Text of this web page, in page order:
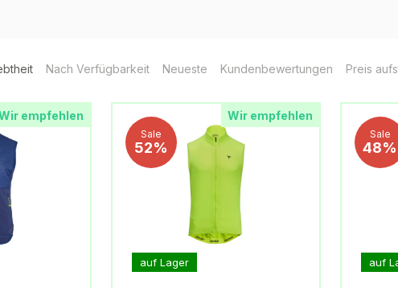
Nach Verfügbarkeit Neueste Kundenbewertungen Preis
empfehlen Wir empfehlen
Sale
52%
auf Lager
Sale
48%
auf